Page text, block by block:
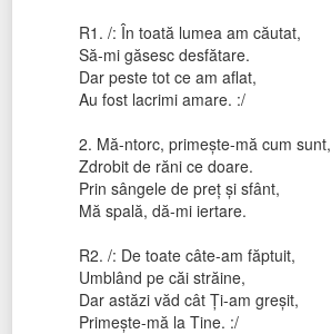
R1. /: În toată lumea am căutat,
Să-mi găsesc desfătare.
Dar peste tot ce am aflat,
Au fost lacrimi amare. :/
2. Mă-ntorc, primeşte-mă cum sunt,
Zdrobit de răni ce doare.
Prin sângele de preţ şi sfânt,
Mă spală, dă-mi iertare.
R2. /: De toate câte-am făptuit,
Umblând pe căi străine,
Dar astăzi văd cât Ţi-am greşit,
Primeşte-mă la Tine. :/